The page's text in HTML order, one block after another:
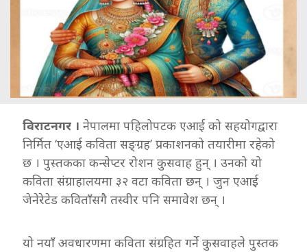
विराटनगर । नेपालमा पहिलोपटक एआई को सहयोगद्वारा
निर्मित ‘एआई कविता सङ्‌ग्रह’ प्रकाशनको तयारीमा रहेको
छ । पुस्तकका कन्सेप्टर रोशन कुसवाह हुन् । उनको यो
कविता संग्राहालयमा ३२ वटा कविता छन् । जुन एआई
जेनेरेटेड कविताँसगै तस्वीर पनि समावेश छन् ।
यो नयाँ अवधारणमा कविता संग्रहित गर्ने कुसवाहले पुस्तक